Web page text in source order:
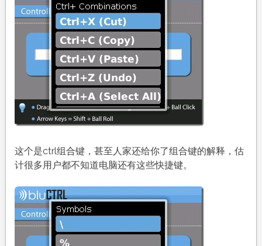
这个是ctrl组合键，甚至人家还给你了组合键的解释，估
计很多用户都不知道电脑还有这些快捷键。